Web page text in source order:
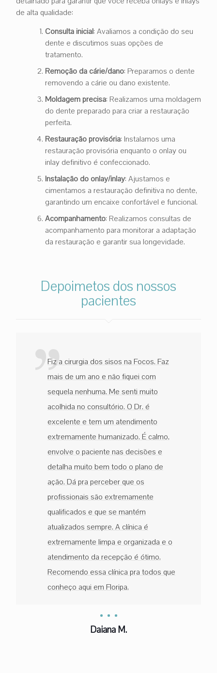
de alta qualidade:
Consulta inicial: Avaliamos a condição do seu
dente e discutimos suas opções de
tratamento.
Remoção da cárie/dano: Preparamos o dente
removendo a cárie ou dano existente.
Moldagem precisa: Realizamos uma moldagem
do dente preparado para criar a restauração
perfeita.
Restauração provisória: Instalamos uma
restauração provisória enquanto o onlay ou
inlay definitivo é confeccionado.
Instalação do onlay/inlay: Ajustamos e
cimentamos a restauração definitiva no dente,
garantindo um encaixe confortável e funcional.
Acompanhamento: Realizamos consultas de
acompanhamento para monitorar a adaptação
da restauração e garantir sua longevidade.
Depoimetos dos nossos
pacientes
Fiz a cirurgia dos sisos na Focos. Faz
mais de um ano e não fiquei com
sequela nenhuma. Me senti muito
acolhida no consultório. O Dr. é
excelente e tem um atendimento
extremamente humanizado. É calmo,
envolve o paciente nas decisões e
detalha muito bem todo o plano de
ação. Dá pra perceber que os
profissionais são extremamente
qualificados e que se mantém
atualizados sempre. A clínica é
extremamente limpa e organizada e o
atendimento da recepção é ótimo.
Recomendo essa clínica pra todos que
conheço aqui em Floripa.
Daiana M.